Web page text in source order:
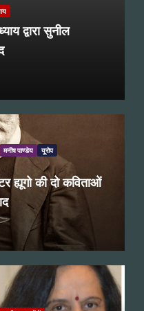
द्वारा सुनील
मनीष पाण्डेय
यूरोप
ह्यूगो की दो कविताओं